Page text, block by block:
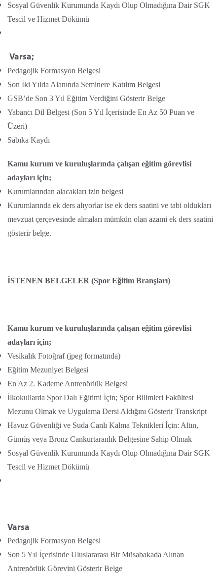
Sosyal Güvenlik Kurumunda Kaydı Olup Olmadığına Dair SGK
Tescil ve Hizmet Dökümü
Varsa;
Pedagojik Formasyon Belgesi
Son İki Yılda Alanında Seminere Katılım Belgesi
GSB’de Son 3 Yıl Eğitim Verdiğini Gösterir Belge
Yabancı Dil Belgesi (Son 5 Yıl İçerisinde En Az 50 Puan ve
Üzeri)
Sabıka Kaydı
Kamu kurum ve kuruluşlarında çalışan eğitim görevlisi
adayları için;
Kurumlarından alacakları izin belgesi
Kurumlarında ek ders alıyorlar ise ek ders saatini ve tabi oldukları
mevzuat çerçevesinde almaları mümkün olan azami ek ders saatini
gösterir belge.
İSTENEN BELGELER (Spor Eğitim Branşları)
Kamu kurum ve kuruluşlarında çalışan eğitim görevlisi
adayları için;
Vesikalık Fotoğraf (jpeg formatında)
Eğitim Mezuniyet Belgesi
En Az 2. Kademe Antrenörlük Belgesi
İlkokullarda Spor Dalı Eğitimi İçin; Spor Bilimleri Fakültesi
Mezunu Olmak ve Uygulama Dersi Aldığını Gösterir Transkript
Havuz Güvenliği ve Suda Canlı Kalma Teknikleri İçin: Altın,
Gümüş veya Bronz Cankurtaranlık Belgesine Sahip Olmak
Sosyal Güvenlik Kurumunda Kaydı Olup Olmadığına Dair SGK
Tescil ve Hizmet Dökümü
Varsa
Pedagojik Formasyon Belgesi
Son 5 Yıl İçerisinde Uluslararası Bir Müsabakada Alınan
Antrenörlük Görevini Gösterir Belge